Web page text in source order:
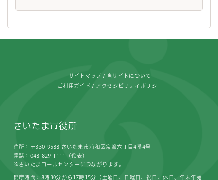
サイトマップ 当サイトについて
ご利用ガイド アクセシビリティポリシー
さいたま市役所
住所：〒330-9588 さいたま市浦和区常盤六丁目4番4号
電話：048-829-1111（代表）
※さいたまコールセンターにつながります。
開庁時間：8時30分から17時15分（土曜日、日曜日、祝日、休日、年末年始